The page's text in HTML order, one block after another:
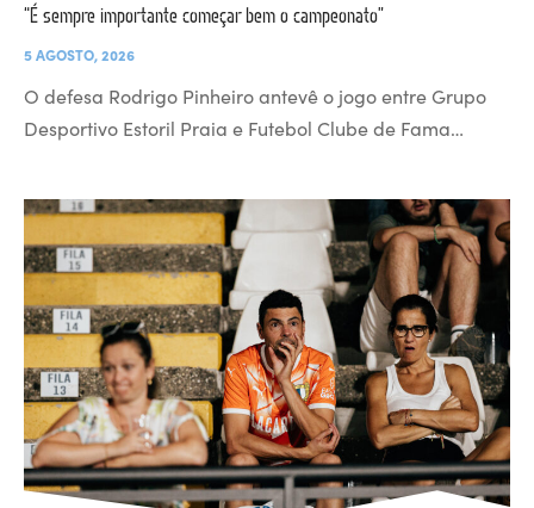
“É sempre importante começar bem o campeonato”
5 AGOSTO, 2026
O defesa Rodrigo Pinheiro antevê o jogo entre Grupo
Desportivo Estoril Praia e Futebol Clube de Fama…